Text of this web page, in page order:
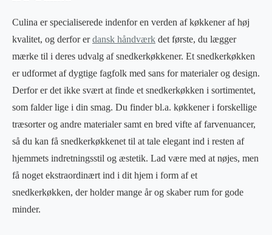
Culina er specialiserede indenfor en verden af køkkener af høj
kvalitet, og derfor erdansk håndværk det første, du lægger
mærke til i deres udvalg af snedkerkøkkener. Et snedkerkøkken
er udformet af dygtige fagfolk med sans for materialer og design.
Derfor er det ikke svært at finde et snedkerkøkken i sortimentet,
som falder lige i din smag. Du finder bl.a. køkkener i forskellige
træsorter og andre materialer samt en bred vifte af farvenuancer,
så du kan få snedkerkøkkenet til at tale elegant ind i resten af
hjemmets indretningsstil og æstetik. Lad være med at nøjes, men
få noget ekstraordinært ind i dit hjem i form af et
snedkerkøkken, der holder mange år og skaber rum for gode
minder.